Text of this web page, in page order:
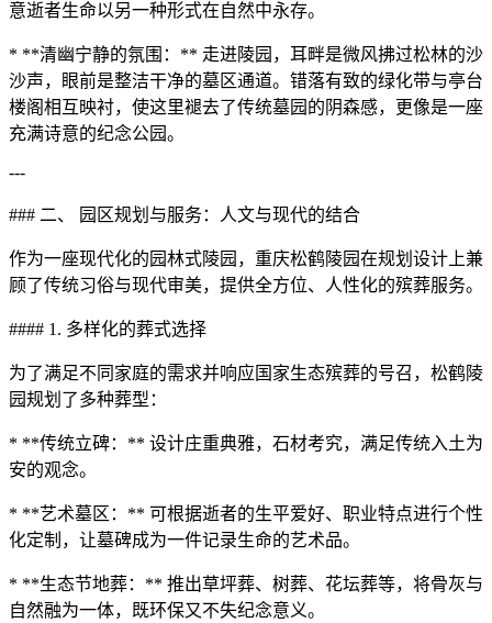
意逝者生命以另一种形式在自然中永存。
* **清幽宁静的氛围：** 走进陵园，耳畔是微风拂过松林的沙
沙声，眼前是整洁干净的墓区通道。错落有致的绿化带与亭台
楼阁相互映衬，使这里褪去了传统墓园的阴森感，更像是一座
充满诗意的纪念公园。
---
### 二、 园区规划与服务：人文与现代的结合
作为一座现代化的园林式陵园，重庆松鹤陵园在规划设计上兼
顾了传统习俗与现代审美，提供全方位、人性化的殡葬服务。
#### 1. 多样化的葬式选择
为了满足不同家庭的需求并响应国家生态殡葬的号召，松鹤陵
园规划了多种葬型：
* **传统立碑：** 设计庄重典雅，石材考究，满足传统入土为
安的观念。
* **艺术墓区：** 可根据逝者的生平爱好、职业特点进行个性
化定制，让墓碑成为一件记录生命的艺术品。
* **生态节地葬：** 推出草坪葬、树葬、花坛葬等，将骨灰与
自然融为一体，既环保又不失纪念意义。